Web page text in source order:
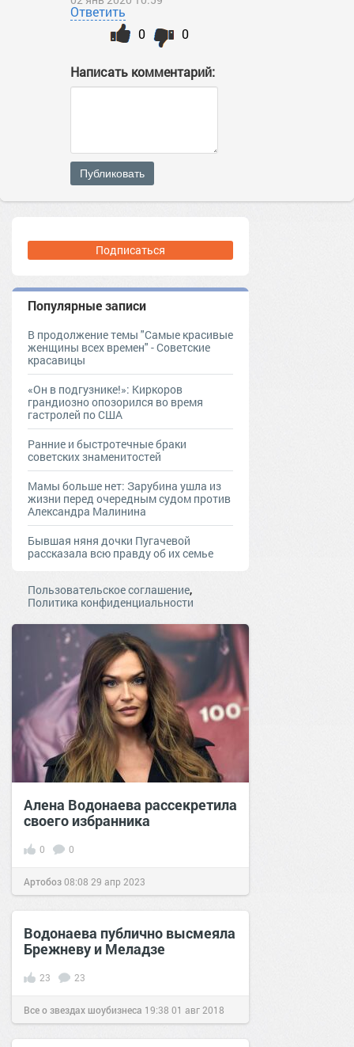
Ответить
0
0
Написать комментарий:
Публиковать
Подписаться
Популярные записи
В продолжение темы "Самые красивые
женщины всех времен" - Советские
красавицы
«Он в подгузнике!»: Киркоров
грандиозно опозорился во время
гастролей по США
Ранние и быстротечные браки
советских знаменитостей
Мамы больше нет: Зарубина ушла из
жизни перед очередным судом против
Александра Малинина
Бывшая няня дочки Пугачевой
рассказала всю правду об их семье
Пользовательское соглашение,
Политика конфиденциальности
Алена Водонаева рассекретила
своего избранника
0 0
Артобоз08:08 29 апр 2023
Водонаева публично высмеяла
Брежневу и Меладзе
23 23
Все о звездах шоубизнеса 19:38 01 авг 2018